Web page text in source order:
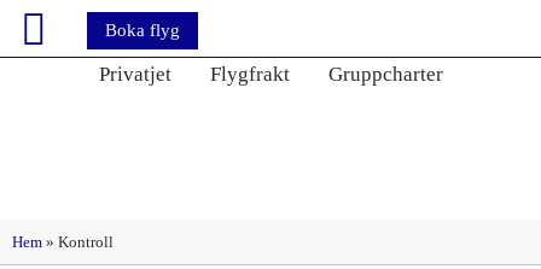
Boka flyg
Privatjet Flygfrakt Gruppcharter
Hem » Kontroll